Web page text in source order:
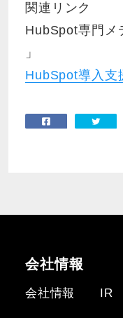
関連リンク
HubSpot専門メ
」
HubSpot導入支
会社情報
会社情報 IR